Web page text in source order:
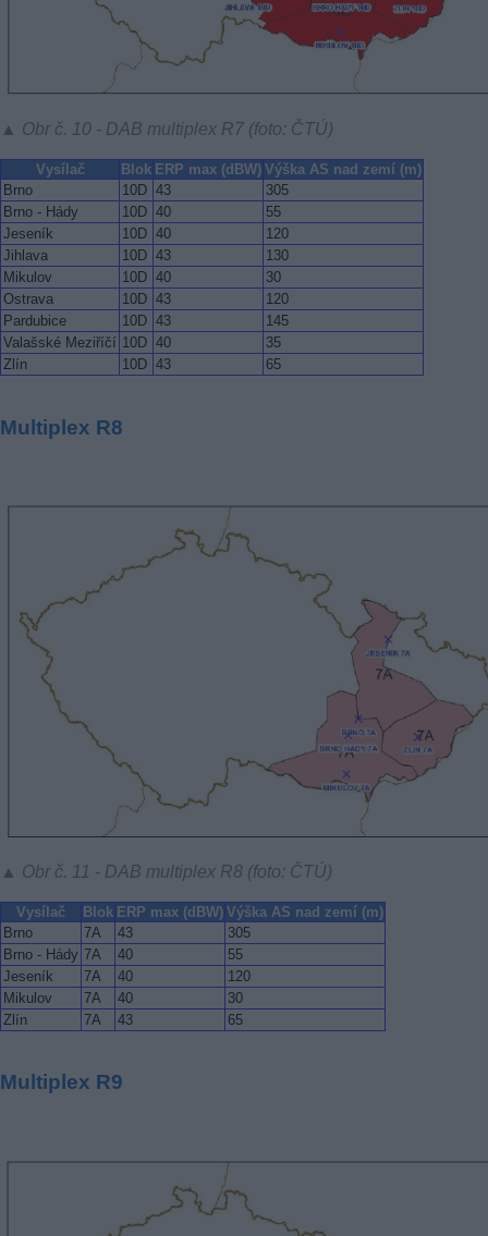
▲ Obr č. 10 - DAB multiplex R7 (foto: ČTÚ)
Vysílač Blok ERP max (dBW) Výška AS nad zemí (m)
Brno
10D 43
305
Brno - Hády
10D 40
55
Jeseník
10D 40
120
Jihlava
10D 43
130
Mikulov
10D 40
30
Ostrava
10D 43
120
Pardubice
10D 43
145
Valašské Meziříčí 10D 40
35
Zlín
10D 43 65
Multiplex R8
▲ Obr č. 11 - DAB multiplex R8 (foto: ČTÚ)
Vysílač Blok ERP max (dBW) Výška AS nad zemí (m)
Brno
7A 43
305
Brno - Hády 7A 40
55
Jeseník
7A 40
120
Mikulov
7A 40
30
Zlín
7A 43 65
Multiplex R9